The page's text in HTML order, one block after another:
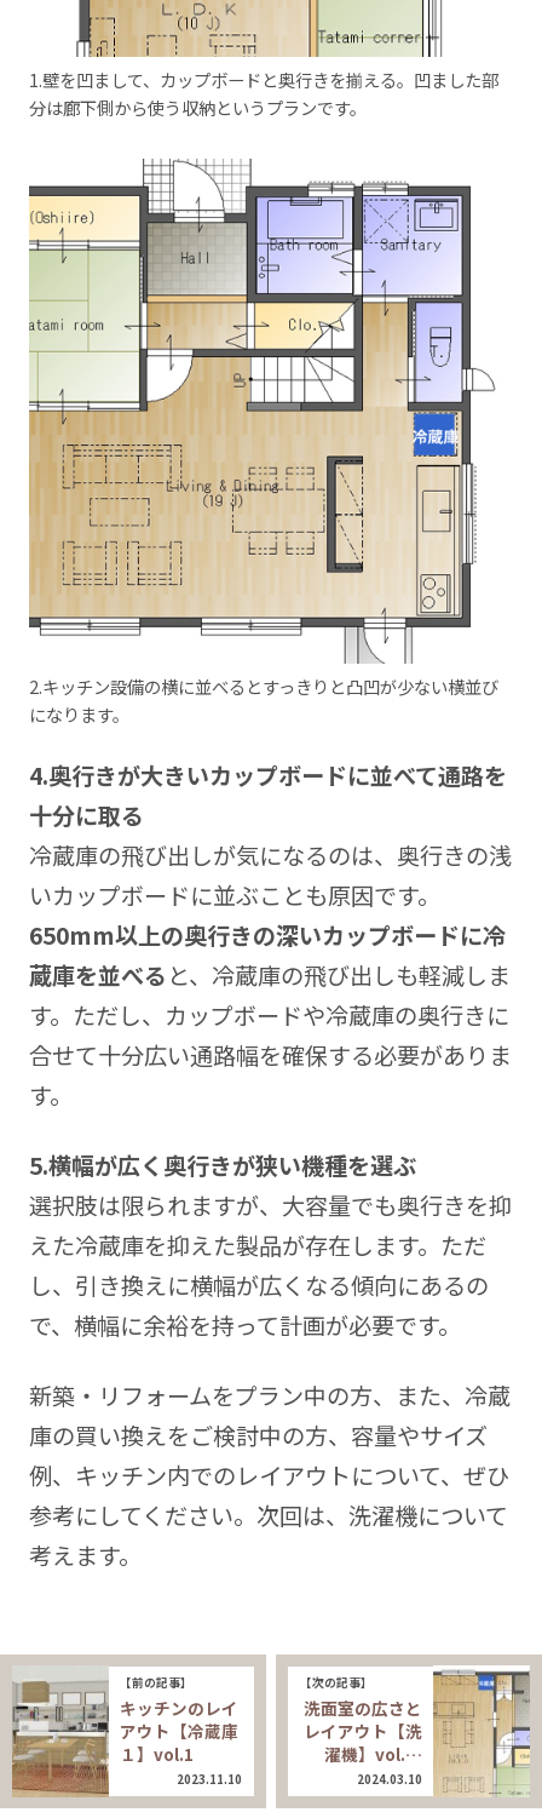
1.壁を凹まして、カップボードと奥行きを揃える。凹ました部
分は廊下側から使う収納というプランです。
2.キッチン設備の横に並べるとすっきりと凸凹が少ない横並び
になります。
4.奥行きが大きいカップボードに並べて通路を
十分に取る
冷蔵庫の飛び出しが気になるのは、奥行きの浅
いカップボードに並ぶことも原因です。
650mm以上の奥行きの深いカップボードに冷
蔵庫を並べる と、冷蔵庫の飛び出しも軽減しま
す。ただし、カップボードや冷蔵庫の奥行きに
合せて十分広い通路幅を確保する必要がありま
す。
5.横幅が広く奥行きが狭い機種を選ぶ
選択肢は限られますが、大容量でも奥行きを抑
えた冷蔵庫を抑えた製品が存在します。ただ
し、引き換えに横幅が広くなる傾向にあるの
で、横幅に余裕を持って計画が必要です。
新築・リフォームをプラン中の方、また、冷蔵
庫の買い換えをご検討中の方、容量やサイズ
例、キッチン内でのレイアウトについて、ぜひ
参考にしてください。次回は、洗濯機について
考えます。
【前の記事】
キッチンのレイ
アウト【冷蔵庫
１】vol.1
2023.11.10
【次の記事】
洗面室の広さと
レイアウト【洗
濯機】vol.…
2024.03.10